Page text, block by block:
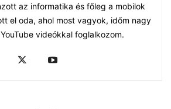
az informatika és főleg a mobilok
el oda, ahol most vagyok, időm nagy
videókkal foglalkozom.